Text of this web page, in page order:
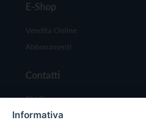
E-Shop
Vendita Online
Abbonamenti
Contatti
Chi Siamo
Redazione
Informativa